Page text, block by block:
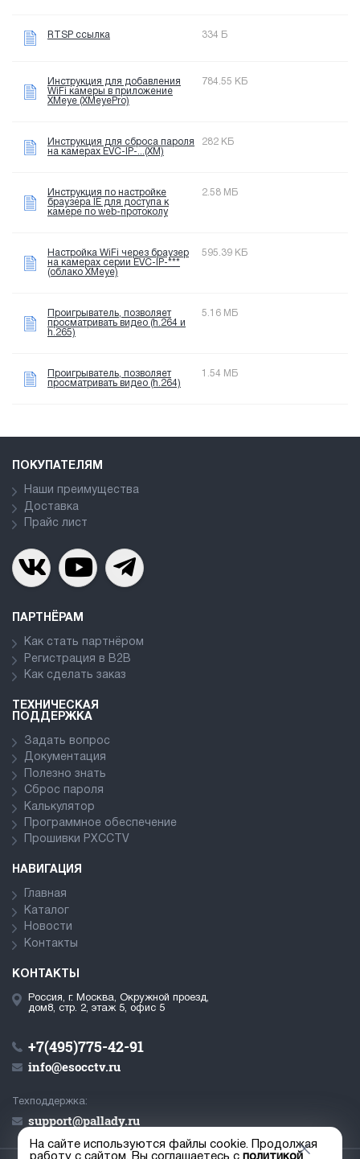
RTSP ссылка 334 Б
Инструкция для добавления
WiFi камеры в приложение
XMeye (XMeyePro)
784.55 КБ
Инструкция для сброса пароля
на камерах EVC-IP-...(XM)
282 КБ
Инструкция по настройке
браузера IE для доступа к
камере по web-протоколу
2.58 МБ
Настройка WiFi через браузер
на камерах серии EVC-IP-***
(облако XMeye)
595.39 КБ
Проигрыватель, позволяет
просматривать видео (h.264 и
h.265)
5.16 МБ
Проигрыватель, позволяет
просматривать видео (h.264)
1.54 МБ
ПОКУПАТЕЛЯМ
Наши преимущества
Доставка
Прайс лист
ПАРТНЁРАМ
Как стать партнёром
Регистрация в В2В
Как сделать заказ
ТЕХНИЧЕСКАЯ
ПОДДЕРЖКА
Задать вопрос
Документация
Полезно знать
Сброс пароля
Калькулятор
Программное обеспечение
Прошивки PXCCTV
НАВИГАЦИЯ
Главная
Каталог
Новости
Контакты
КОНТАКТЫ
Россия, г. Москва, Окружной проезд,
дом8, стр. 2, этаж 5, офис 5
+7(495)775-42-91
info@esocctv.ru
Техподдержка:
support@pallady.ru
На сайте используются файлы cookie. Продолжая
работу с сайтом, Вы соглашаетесь сполитикой